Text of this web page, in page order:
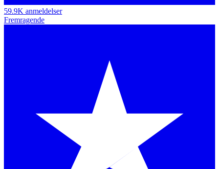
59.9K anmeldelser
Fremragende